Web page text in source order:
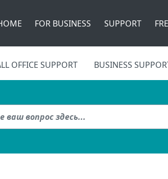
FOR BUSINESS SUPPORT
OFFICE SUPPORT BUSINESS